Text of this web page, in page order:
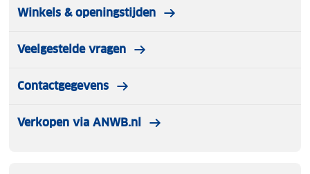
Winkels & openingstijden
Veelgestelde vragen
Contactgegevens
Verkopen via ANWB.nl